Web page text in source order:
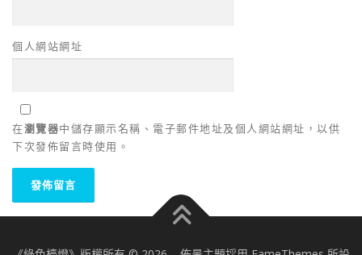
個人網站網址
在瀏覽器中儲存顯示名稱、電子郵件地址及個人網站網址，以供
下次發佈留言時使用。